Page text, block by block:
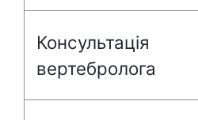
Консультація
вертебролога